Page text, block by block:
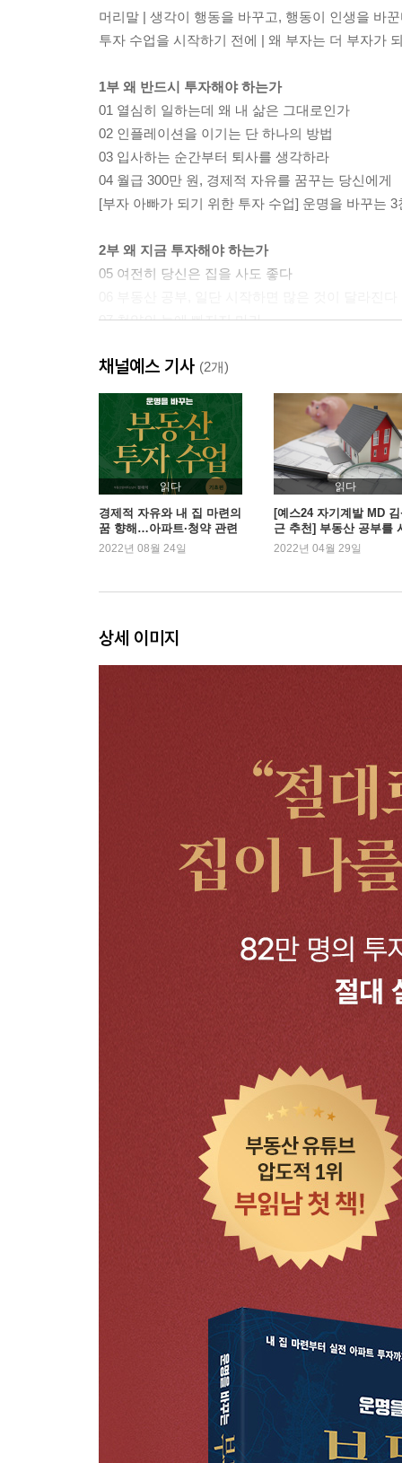
머리말 | 생각이 행동을 바꾸고, 행동이 인생을 바
투자 수업을 시작하기 전에 | 왜 부자는 더 부자가
1부 왜 반드시 투자해야 하는가
01 열심히 일하는데 왜 내 삶은 그대로인가
02 인플레이션을 이기는 단 하나의 방법
03 입사하는 순간부터 퇴사를 생각하라
04 월급 300만 원, 경제적 자유를 꿈꾸는 당신에게
[부자 아빠가 되기 위한 투자 수업] 운명을 바꾸는 3
2부 왜 지금 투자해야 하는가
05 여전히 당신은 집을 사도 좋다
07 청약의 늪에 빠지지 마라
3부 투자의 출발선에서 고민하는 것들
08 내 집 마련 vs. 적극적 투자를 고민하고 있다면
09 월세 받는 투자보다 시세차익을 노려라
10 반드시 레버리지를 활용해야 하는 이유
11 저점에서 사서 고점에서 팔려고 하지 마라
12 배우자의 투자 반대를 극복하는 방법
[부자 아빠가 되기 위한 투자 수업] 투자하기 전에
15 부자는 대출을 투자금으로 활용할 줄 안다
16 투자자는 외로움이라는 세금을 낸다
17 유독 아파트값이 오르는 이유
19 강남 아파트가 평당 1억이 넘는 진짜 이유 1
21 재개발 빌라 투자, 만만하지 않다
22 부동산 세금, 알고 나면 두렵지 않다
[부자 아빠가 되기 위한 투자 수업] 시세차익 보는
6부 부동산 시장 환경의 이해
24 인구 감소가 집값 폭락을 야기할 것인가
25 부동산 규제에 대처하는 현명한 투자자의 자세
27 서울 외곽 vs. 경기도 중심지, 어디가 좋을까
[부자 아빠가 되기 위한 투자 수업] 3,000만 원으로
투자 수업을 마치며 | 투자는 마인드가 95%, 기술
채널예스 기사 (2개)
읽다
경제적 자유와 내 집 마련의
꿈 향해…아파트·청약 관련
도서 판매 3년 연속 증가
2022년 08월 24일
읽다
[예스24 자기계발 MD
근 추천] 부동산 공부를
작합시다
2022년 04월 29일
상세 이미지